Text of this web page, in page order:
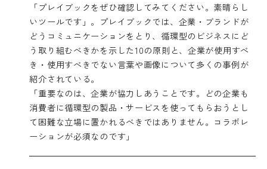
「プレイブックをぜひ確認してみてください。素晴らし
いツールです」。プレイブックでは、企業・ブランドが
どうコミュニケーションをとり、循環型のビジネスにど
う取り組むべきかを示した10の原則と、企業が使用すべ
き・使用すべきでない言葉や画像について多くの事例が
紹介されている。
「重要なのは、企業が協力しあうことです。どの企業も
消費者に循環型の製品・サービスを使ってもらおうとし
て困難な立場に置かれるべきではありません。コラボレ
ーションが必須なのです」